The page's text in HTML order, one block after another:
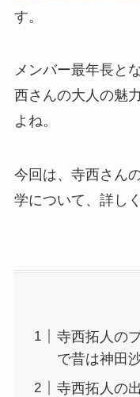
す。
メンバー最年長と
西さんの大人の魅
よね。
今回は、寺西さん
学について、詳し
寺西拓人の
で昔は神田
寺西拓人の